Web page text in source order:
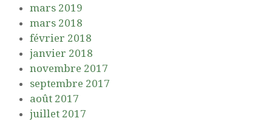
mars 2019
mars 2018
février 2018
janvier 2018
novembre 2017
septembre 2017
août 2017
juillet 2017